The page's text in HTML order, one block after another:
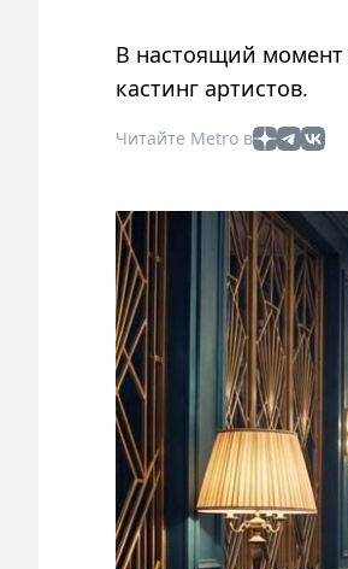
В настоящий момент
кастинг артистов.
Читайте Metro в